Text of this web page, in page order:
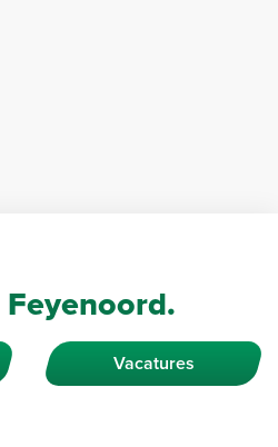
Feyenoord.
Vacatures